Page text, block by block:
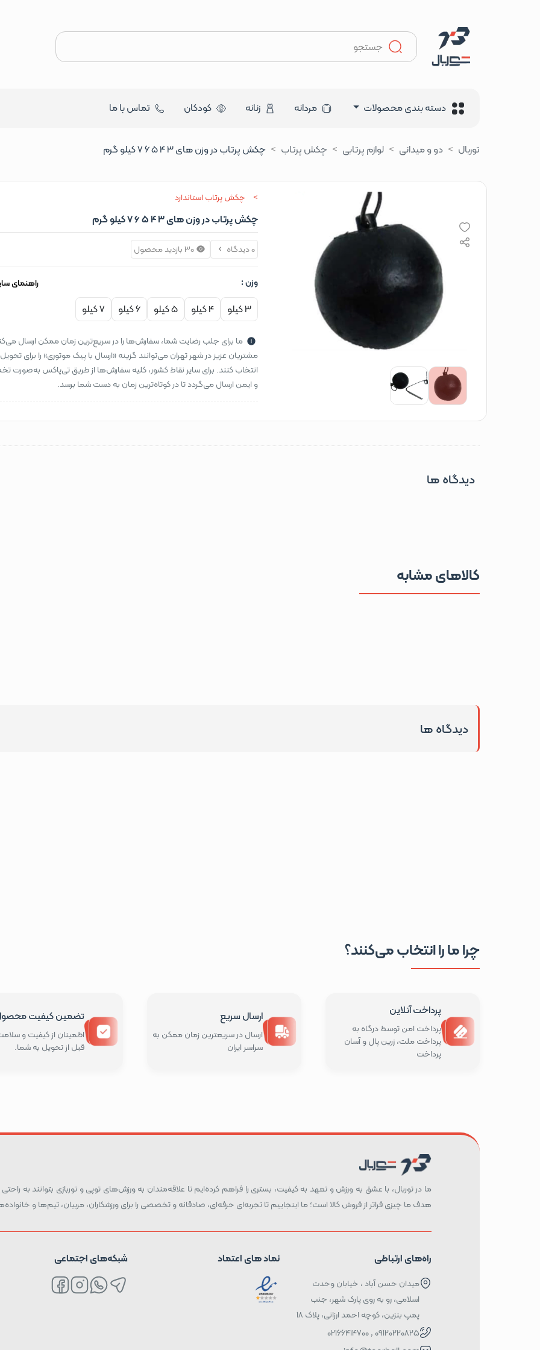
دسته بندی محصولات مردانه زنانه کودکان تماس با ما
توربال دو و میدانی لوازم پرتابی چکش پرتاب چکش پرتاب در وزن های 3 4 5 6 7 کیلو گرم
چکش پرتاب استاندارد
چکش پرتاب در وزن های 3 4 5 6 7 کیلو گرم
0 دیدگاه 30 بازدید محصول
وزن : راهنمای
3 کیلو 4 کیلو 5 کیلو 6 کیلو 7 کیلو
ما برای جلب رضایت شما، سفارش‌ها را در سریع‌ترین زمان ممکن ارسال
مشتریان عزیز در شهر تهران می‌توانند گزینه «ارسال با پیک موتوری» را برای
انتخاب کنند. برای سایر نقاط کشور، کلیه سفارش‌ها از طریق تی‌پاکس به‌صورت
و ایمن ارسال می‌گردد تا در کوتاه‌ترین زمان به دست شما برسد.
دیدگاه ها
کالاهای مشابه
دیدگاه ها
چرا ما را انتخاب می‌کنند؟
پرداخت آنلاین
پرداخت امن توسط درگاه به
پرداخت ملت، زرین پال و آسان
پرداخت
ارسال سریع
ارسال در سریعترین زمان ممکن به
سراسر ایران
تضمین کیفیت
اطمینان از کیفیت و
قبل از تحویل به شما.
ما در توربال، با عشق به ورزش و تعهد به کیفیت، بستری را فراهم کرده‌ایم تا علاقه‌مندان به ورزش‌های توپی و توربازی بتوانند به
هدف ما چیزی فراتر از فروش کالا است؛ ما اینجاییم تا تجربه‌ای حرفه‌ای، صادقانه و تخصصی را برای ورزشکاران، مربیان، تیم‌ها و
راه‌های ارتباطی
میدان حسن آباد ، خیابان وحدت
اسلامی، رو به روی پارک شهر، جنب
پمپ بنزین، کوچه احمد ارزانی، پلاک ۱۸
09120220825 , 02166414700
نماد های اعتماد شبکه‌های اجتماعی